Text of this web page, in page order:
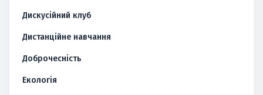
Дискусійний клуб
Дистанційне навчання
Доброчесність
Екологія